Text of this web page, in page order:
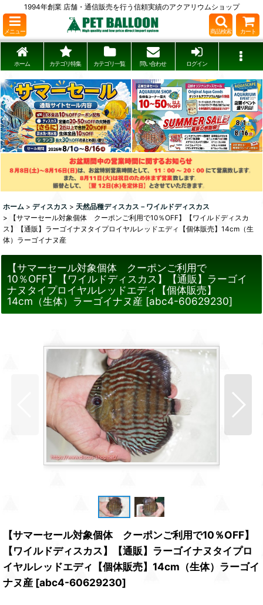
1994年創業 店舗・通信販売を行う信頼実績のアクアリウムショップ
メニュー 商品検索 カート
ホーム カテゴリ特集 カテゴリ一覧 問い合わせ ログイン
ホーム > ディスカス > 天然品種ディスカス－ワイルドディスカス
>
【サマーセール対象個体 クーポンご利用で10％OFF】【ワイルドディスカ
ス】【通販】ラーゴイナヌタイプロイヤルレッドエディ【個体販売】14cm（生
体）ラーゴイナヌ産
【サマーセール対象個体 クーポンご利用で
10％OFF】【ワイルドディスカス】【通販】ラーゴイ
ナヌタイプロイヤルレッドエディ【個体販売】
14cm（生体）ラーゴイナヌ産 [abc4-60629230]
【サマーセール対象個体 クーポンご利用で10％OFF】
【ワイルドディスカス】【通販】ラーゴイナヌタイプロ
イヤルレッドエディ【個体販売】14cm（生体）ラーゴイ
ナヌ産 [abc4-60629230]